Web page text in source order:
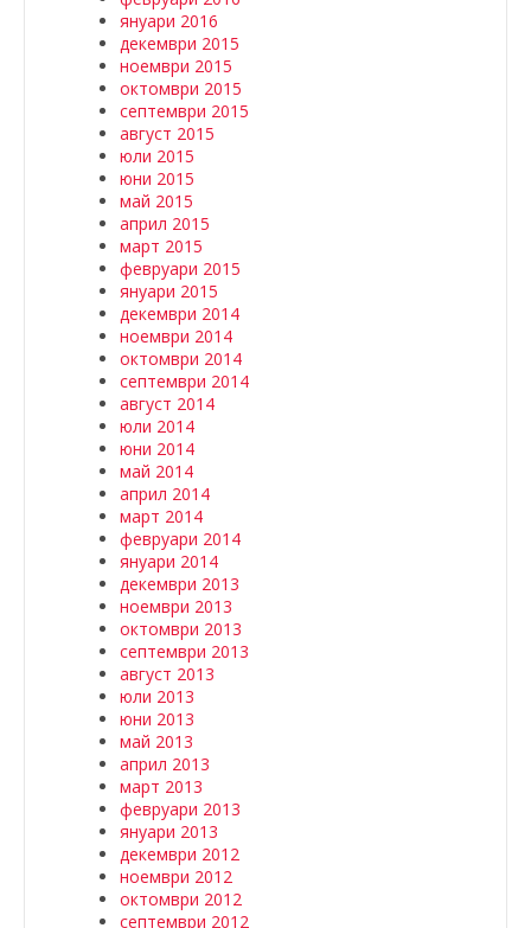
януари 2016
декември 2015
ноември 2015
октомври 2015
септември 2015
август 2015
юли 2015
юни 2015
май 2015
април 2015
март 2015
февруари 2015
януари 2015
декември 2014
ноември 2014
октомври 2014
септември 2014
август 2014
юли 2014
юни 2014
май 2014
април 2014
март 2014
февруари 2014
януари 2014
декември 2013
ноември 2013
октомври 2013
септември 2013
август 2013
юли 2013
юни 2013
май 2013
април 2013
март 2013
февруари 2013
януари 2013
декември 2012
ноември 2012
октомври 2012
септември 2012